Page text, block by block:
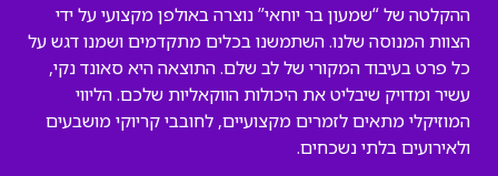
ההקלטה של “שמעון בר יוחאי” נוצרה באולפן מקצועי על ידי
הצוות המנוסה שלנו. השתמשנו בכלים מתקדמים ושמנו דגש על
כל פרט בעיבוד המקורי של לב שלם. התוצאה היא סאונד נקי,
עשיר ומדויק שיבליט את היכולות הווקאליות שלכם. הליווי
המוזיקלי מתאים לזמרים מקצועיים, לחובבי קריוקי מושבעים
ולאירועים בלתי נשכחים.